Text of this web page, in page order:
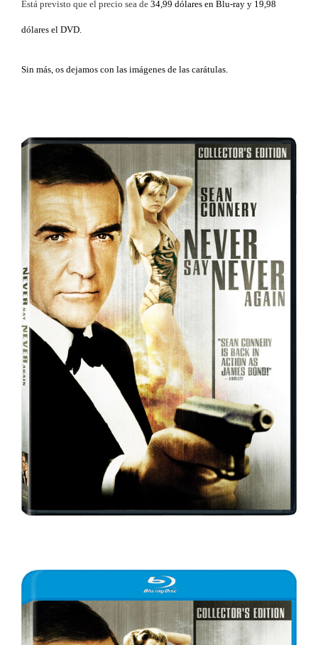
Está previsto que el precio sea de 34,99 dólares en Blu-ray y 19,98
dólares el DVD.
Sin más, os dejamos con las imágenes de las carátulas.